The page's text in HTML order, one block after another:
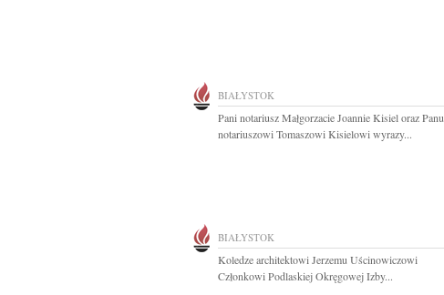
BIAŁYSTOK
Pani notariusz Małgorzacie Joannie Kisiel oraz Panu
notariuszowi Tomaszowi Kisielowi wyrazy...
BIAŁYSTOK
Koledze architektowi Jerzemu Uścinowiczowi
Członkowi Podlaskiej Okręgowej Izby...